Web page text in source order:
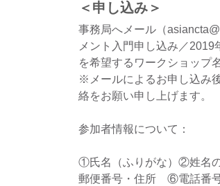
＜申し込み＞
事務局へメール（
メント入門申し込み／
を希望するワークショップ
※メールによるお申し込み
絡をお願い申し上げます。
参加者情報について：
①氏名（ふりがな）②姓名
郵便番号・住所　⑥電話番